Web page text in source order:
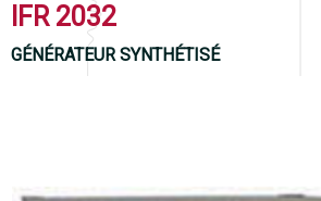
IFR 2032
GÉNÉRATEUR SYNTHÉTISÉ